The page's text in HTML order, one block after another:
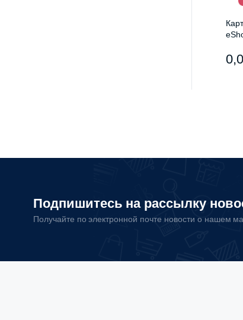
Подпишитесь на рассылку
Получайте по электронной почте новости о нашем